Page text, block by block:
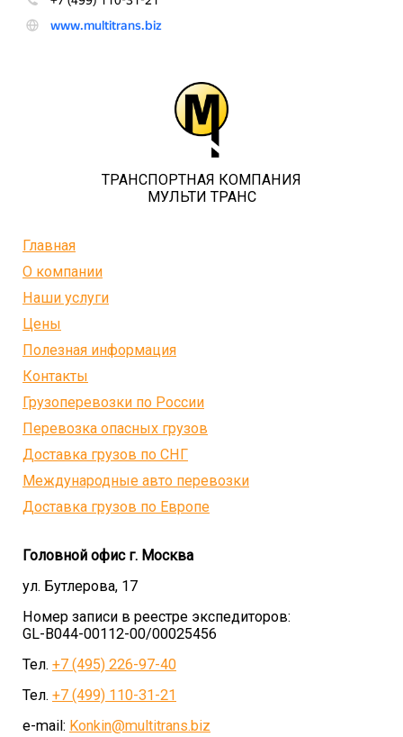
ТРАНСПОРТНАЯ КОМПАНИЯ
МУЛЬТИ ТРАНС
Главная
О компании
Наши услуги
Цены
Полезная информация
Контакты
Грузоперевозки по России
Перевозка опасных грузов
Доставка грузов по СНГ
Международные авто перевозки
Доставка грузов по Европе
Головной офис г. Москва
ул. Бутлерова, 17
Номер записи в реестре экспедиторов:
GL-B044-00112-00/00025456
Тел. +7 (495) 226-97-40
Тел. +7 (499) 110-31-21
e-mail: Konkin@multitrans.biz